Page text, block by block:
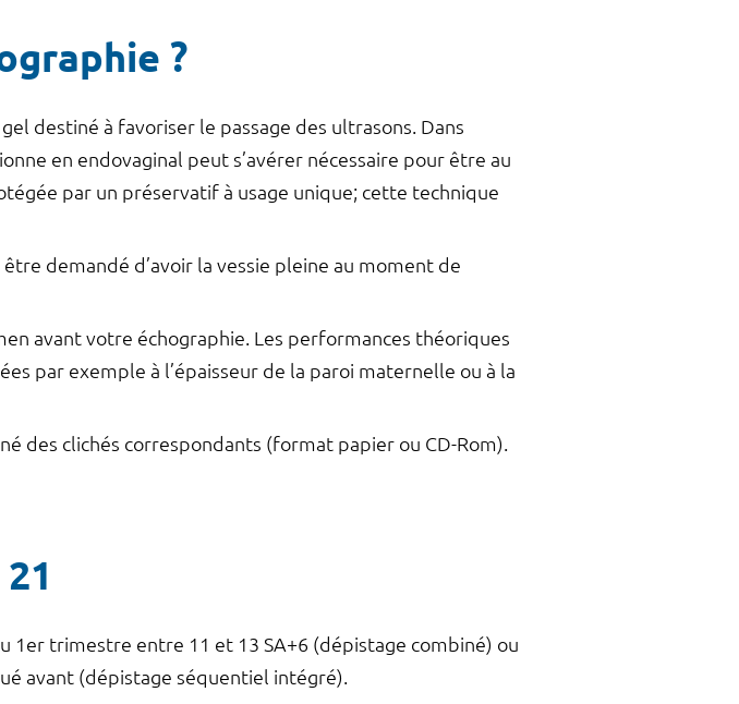
?
destiné à favoriser le passage des ultrasons. Dans
en endovaginal peut s’avérer nécessaire pour être au
par un préservatif à usage unique; cette technique
demandé d’avoir la vessie pleine au moment de
avant votre échographie. Les performances théoriques
par exemple à l’épaisseur de la paroi maternelle ou à la
des clichés correspondants (format papier ou CD-Rom).
1er trimestre entre 11 et 13 SA+6 (dépistage combiné) ou
avant (dépistage séquentiel intégré).